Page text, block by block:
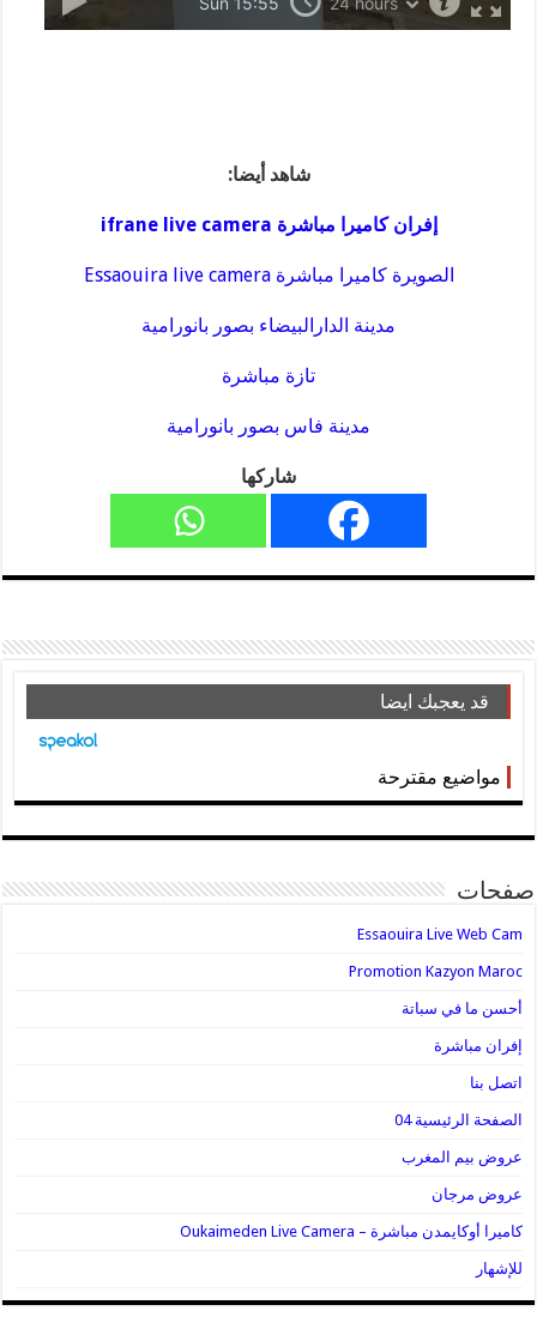
شاهد أيضا:
إفران كاميرا مباشرة ifrane live camera
الصويرة كاميرا مباشرة Essaouira live camera
مدينة الدارالبيضاء بصور بانورامية
تازة مباشرة
مدينة فاس بصور بانورامية
شاركها
قد يعجبك ايضا
مواضيع مقترحة
صفحات
Essaouira Live Web Cam
Promotion Kazyon Maroc
أحسن ما في سباتة
إفران مباشرة
اتصل بنا
الصفحة الرئيسية 04
عروض بيم المغرب
عروض مرجان
كاميرا أوكايمدن مباشرة – Oukaimeden Live Camera
للإشهار